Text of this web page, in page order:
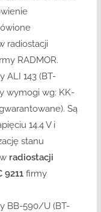
radiostacji
RADMOR.
ALI 143 (BT-
wymogi wg: KK-
Są
14.4 V i
stanu
radiostacji
9211firmy
BB-590/U (BT-